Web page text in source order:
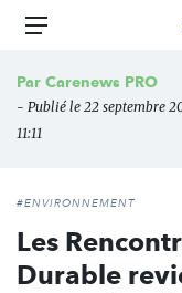
Aller
principal
Menu
Par Carenews PRO
- Publié le 22 septembre
11:11
#ENVIRONNEMENT
Les
Durable